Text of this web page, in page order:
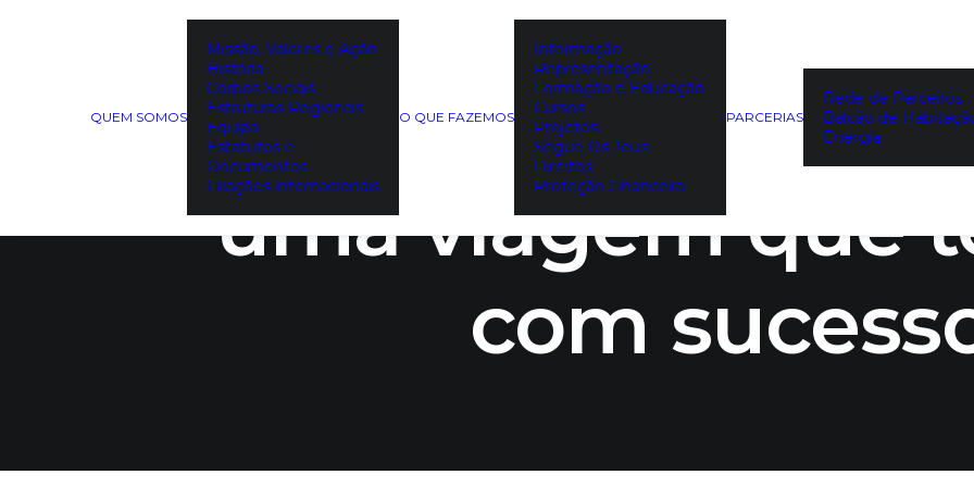
QUEM SOMOS
Missão, Valores e Ação
História
Corpos Sociais
Estruturas Regionais
Equipa
Estatutos e
Documentos
Filiações internacionais
O QUE FAZEMOS
Informação
Representação
Formação e Educação
Cursos
Projetos
Segue Os Teus
Direitos
Proteção Financeira
PARCERIAS
Rede de Parceiros
Balcão de
Energia
Consumer Law
uma viagem que
com